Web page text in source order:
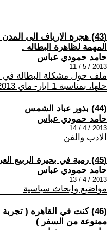
(43) هجرة الارياف الى
المهمة لظاهرة البطاله .
حامد حمودي عباس
2013 / 5 / 11
ملف حول مشكلة البطالة في
حلها، بمناسبة 1 ايار- ماي 2013 عيد العمال العالمي
(44) بذور عباد الشمس
حامد حمودي عباس
2013 / 4 / 14
الادب والفن
(45) رمية في بحيرة الربيع العربي .
حامد حمودي عباس
2013 / 4 / 13
مواضيع وابحاث سياسية
(46) كنت في القاهره (
ممنوعة من السفر )